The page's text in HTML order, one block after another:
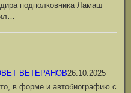
подполковника Ламаш
ВЕТЕРАНОВ26.10.2025
в форме и автобиографию с